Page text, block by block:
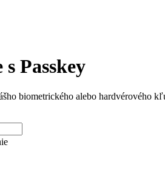
Passkey
biometrického alebo hardvérového